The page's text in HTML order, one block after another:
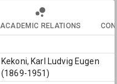
ACADEMIC RELATIONS
Kekoni, Karl Ludvig Eugen
(1869-1951)